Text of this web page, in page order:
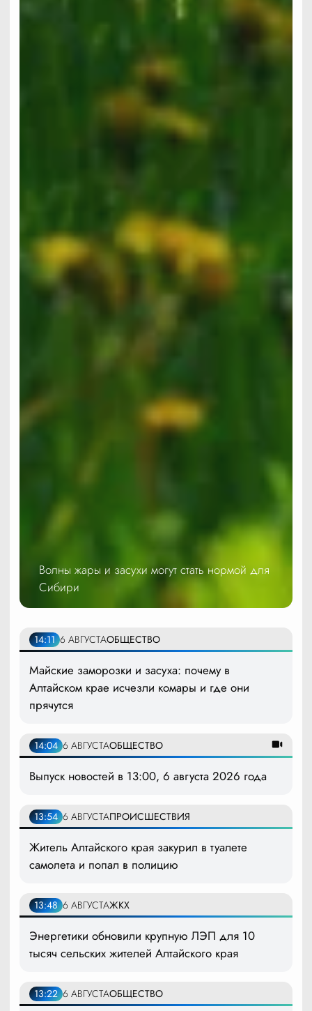
Волны жары и засухи могут стать нормой для
Сибири
14:11 6 АВГУСТАОБЩЕСТВО
Майские заморозки и засуха: почему в
Алтайском крае исчезли комары и где они
прячутся
14:04 6 АВГУСТАОБЩЕСТВО
Выпуск новостей в 13:00, 6 августа 2026 года
13:54 6 АВГУСТАПРОИСШЕСТВИЯ
Житель Алтайского края закурил в туалете
самолета и попал в полицию
13:48 6 АВГУСТАЖКХ
Энергетики обновили крупную ЛЭП для 10
тысяч сельских жителей Алтайского края
13:22 6 АВГУСТАОБЩЕСТВО